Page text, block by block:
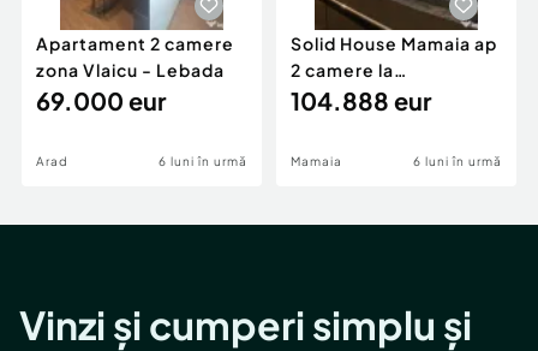
Apartament 2 camere
zona Vlaicu - Lebada
69.000 eur
Arad 6 luni în urmă
Solid House Mamaia ap
2 camere la
cheie,langa Mega
104.888 eur
Mamaia 6 luni în urmă
Vinzi și cumperi simplu și